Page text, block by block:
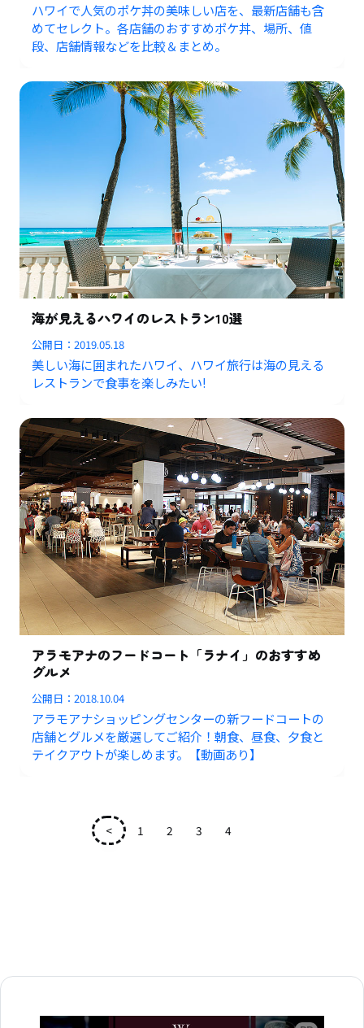
ハワイで人気のポケ丼の美味しい店を、最新店舗も含
めてセレクト。各店舗のおすすめポケ丼、場所、値
段、店舗情報などを比較＆まとめ。
海が見えるハワイのレストラン10選
公開日：2019.05.18
美しい海に囲まれたハワイ、ハワイ旅行は海の見える
レストランで食事を楽しみたい!
アラモアナのフードコート「ラナイ」のおすすめ
グルメ
公開日：2018.10.04
アラモアナショッピングセンターの新フードコートの
店舗とグルメを厳選してご紹介！朝食、昼食、夕食と
テイクアウトが楽しめます。【動画あり】
< 1 2 3 4